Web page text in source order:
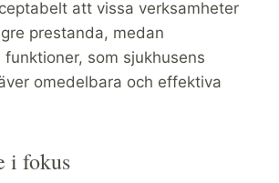
att vissa verksamheter
prestanda, medan
som sjukhusens
omedelbara och effektiva
i fokus